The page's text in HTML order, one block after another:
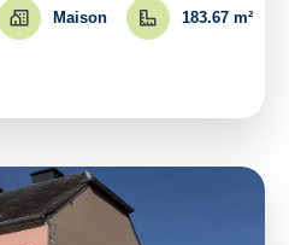
Maison 183.67 m²